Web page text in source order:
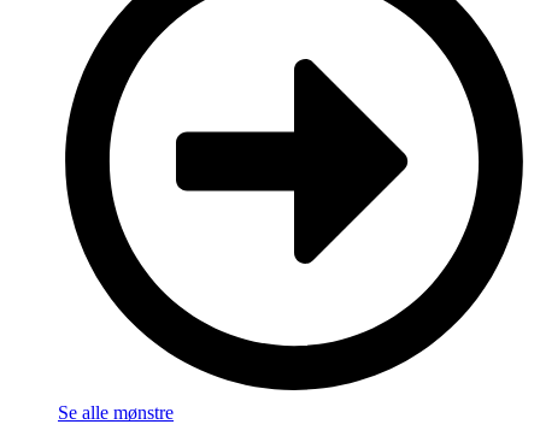
Se alle mønstre